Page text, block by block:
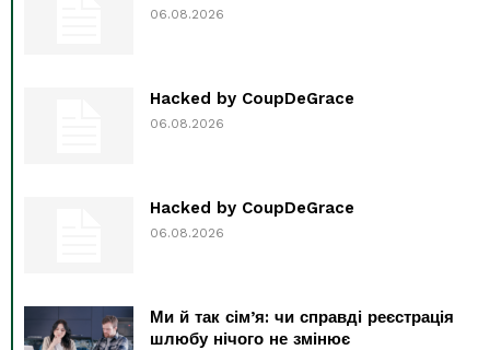
06.08.2026
Hacked by CoupDeGrace
06.08.2026
Hacked by CoupDeGrace
06.08.2026
Ми й так сім’я: чи справді реєстрація
шлюбу нічого не змінює